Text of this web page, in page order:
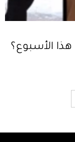
الأسبوع؟